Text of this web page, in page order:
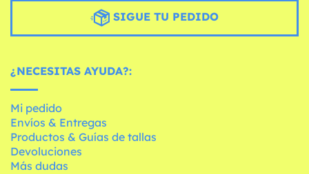
SIGUE TU PEDIDO
¿NECESITAS AYUDA?:
Mi pedido
Envíos & Entregas
Productos & Guías de tallas
Devoluciones
Más dudas